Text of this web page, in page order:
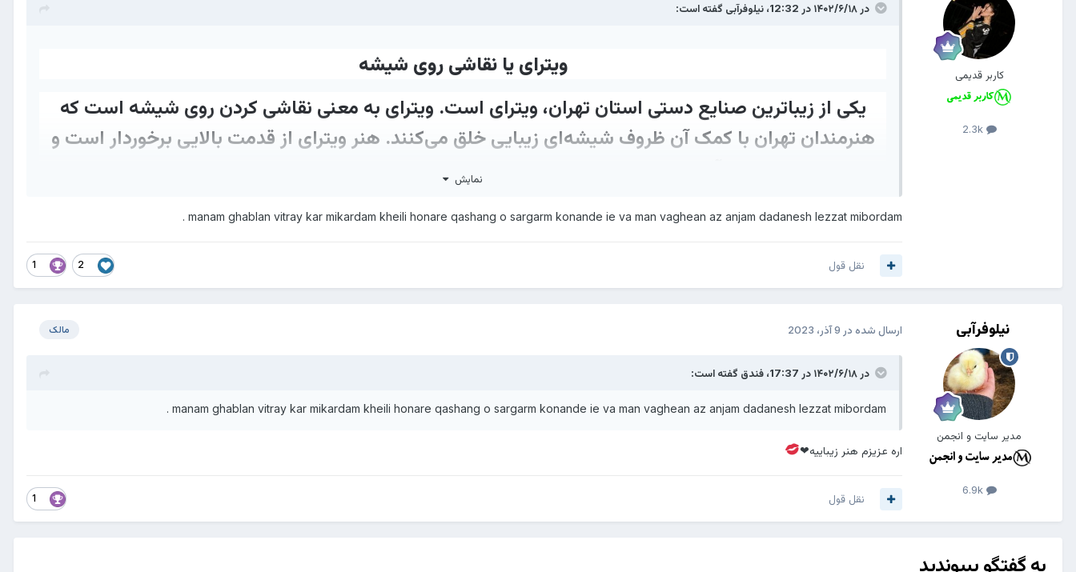
کاربر قدیمی
2.3k
در ۱۴۰۲/۶/۱۸ در 12:32، نیلوفرآبی گفته است:
ویترای یا نقاشی روی شیشه
یکی از زیباترین صنایع دستی استان تهران، ویترای است. ویترای به معنی نقاشی کردن روی شیشه است که
هنرمندان تهران با کمک آن ظروف شیشه‌ای زیبایی خلق می‌کنند. هنر ویترای از قدمت بالایی برخوردار است و
نمایش
manam ghablan vitray kar mikardam kheili honare qashang o sargarm konande ie va man vaghean az anjam dadanesh lezzat mibordam .
2
1 نقل قول
نیلوفرآبی
مدیر سایت و انجمن
6.9k
مالک ارسال شده در 9 آذر، 2023
در ۱۴۰۲/۶/۱۸ در 17:37، فندق گفته است:
manam ghablan vitray kar mikardam kheili honare qashang o sargarm konande ie va man vaghean az anjam dadanesh lezzat mibordam .
اره عزیزم هنر زیباییه❤
1 نقل قول
به گفتگو بپیوندید